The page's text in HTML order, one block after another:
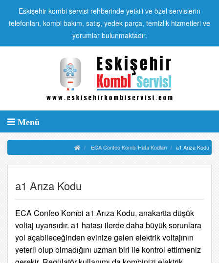
Eskişehir kombi servisi rehberinde yetkili ve özel servislerin
telefonları, kombi bakım, satış, yedek parça, temizlik hizmetleri ve
yorumlar bulunmaktadır.
Menü
ECA Confeo Kombi Hata Kodları a1 Arıza Kodu
a1 Arıza Kodu
ECA Confeo Kombi a1 Arıza Kodu, anakartta düşük
voltaj uyarısıdır. a1 hatası ilerde daha büyük sorunlara
yol açabileceğinden evinize gelen elektrik voltajının
yeterli olup olmadığını uzman biri ile kontrol ettirmeniz